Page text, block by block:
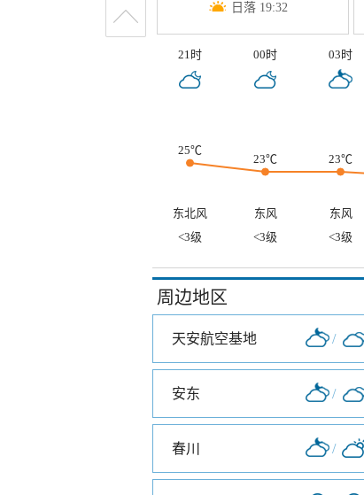
日落 19:32
21时 00时 03时
25℃
23℃ 23℃
东北风 东风 东风
<3级
<3级 <3级
周边地区
天安航空基地 /
安东 /
春川 /